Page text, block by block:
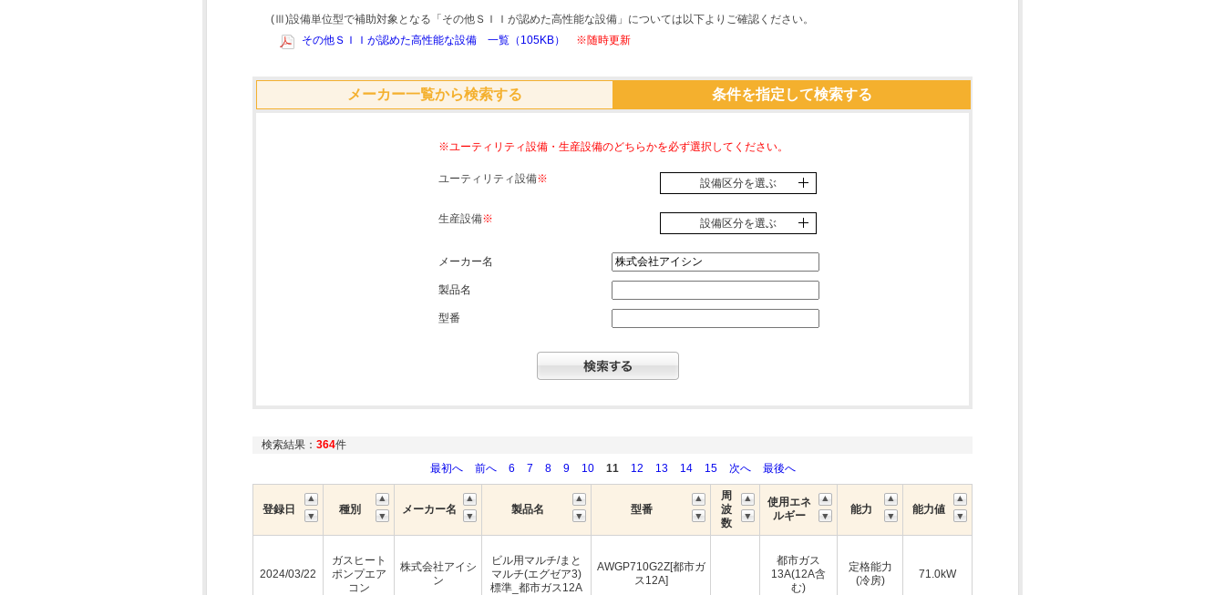
(Ⅲ)設備単位型で補助対象となる「その他ＳＩＩが認めた高性能な設備」については以下よりご確認ください。
その他ＳＩＩが認めた高性能な設備 一覧（105KB）
※随時更新
メーカー一覧から検索する 条件を指定して検索する
※ユーティリティ設備・生産設備のどちらかを必ず選択してください。
ユーティリティ設備※ 設備区分を選ぶ
生産設備※ 設備区分を選ぶ
メーカー名
製品名
型番
検索結果： 364件
最初へ
前へ 6 7 8 9 10 11 12 13 14 15 次へ 最後へ
登録日 種別 メーカー名 製品名 型番
周
波
数
使用エネ
ルギー
能力 能力値
2024/03/22
ガスヒート
ポンプエア
コン
株式会社アイシ
ン
ビル用マルチ/まと
マルチ(エグゼア3)
標準_都市ガス12A
AWGP710G2Z[都市ガ
ス12A]
都市ガス
13A(12A含
む)
定格能力
(冷房)
71.0kW